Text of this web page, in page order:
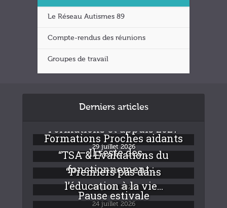
Le Réseau Autismes 89
Compte-rendus des réunions
Groupes de travail
Derniers articles
Formations et appuis 2027
29 juillet 2026
Formations Proches aidants
– Il reste des...
24 juillet 2026
“TSA & Evaluations du
fonctionnement :...
24 juillet 2026
“Premiers pas dans
l’éducation à la vie...
24 juillet 2026
Pause estivale